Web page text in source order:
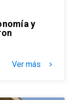
y
Ver más keyboard_arrow_right